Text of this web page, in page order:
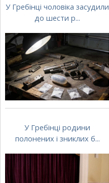
У Гребінці чоловіка засудили
до шести р...
У Гребінці родини
полонених і зниклих б...